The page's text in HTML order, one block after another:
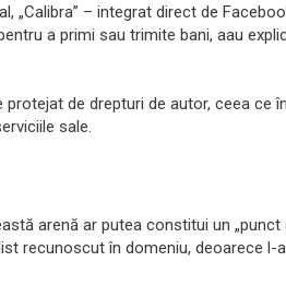
„Calibra” – integrat direct de
a primi sau trimite bani, aau
de drepturi de autor, ceea ce
sale.
arenă ar putea constitui un „punct
recunoscut în domeniu, deoarece l-